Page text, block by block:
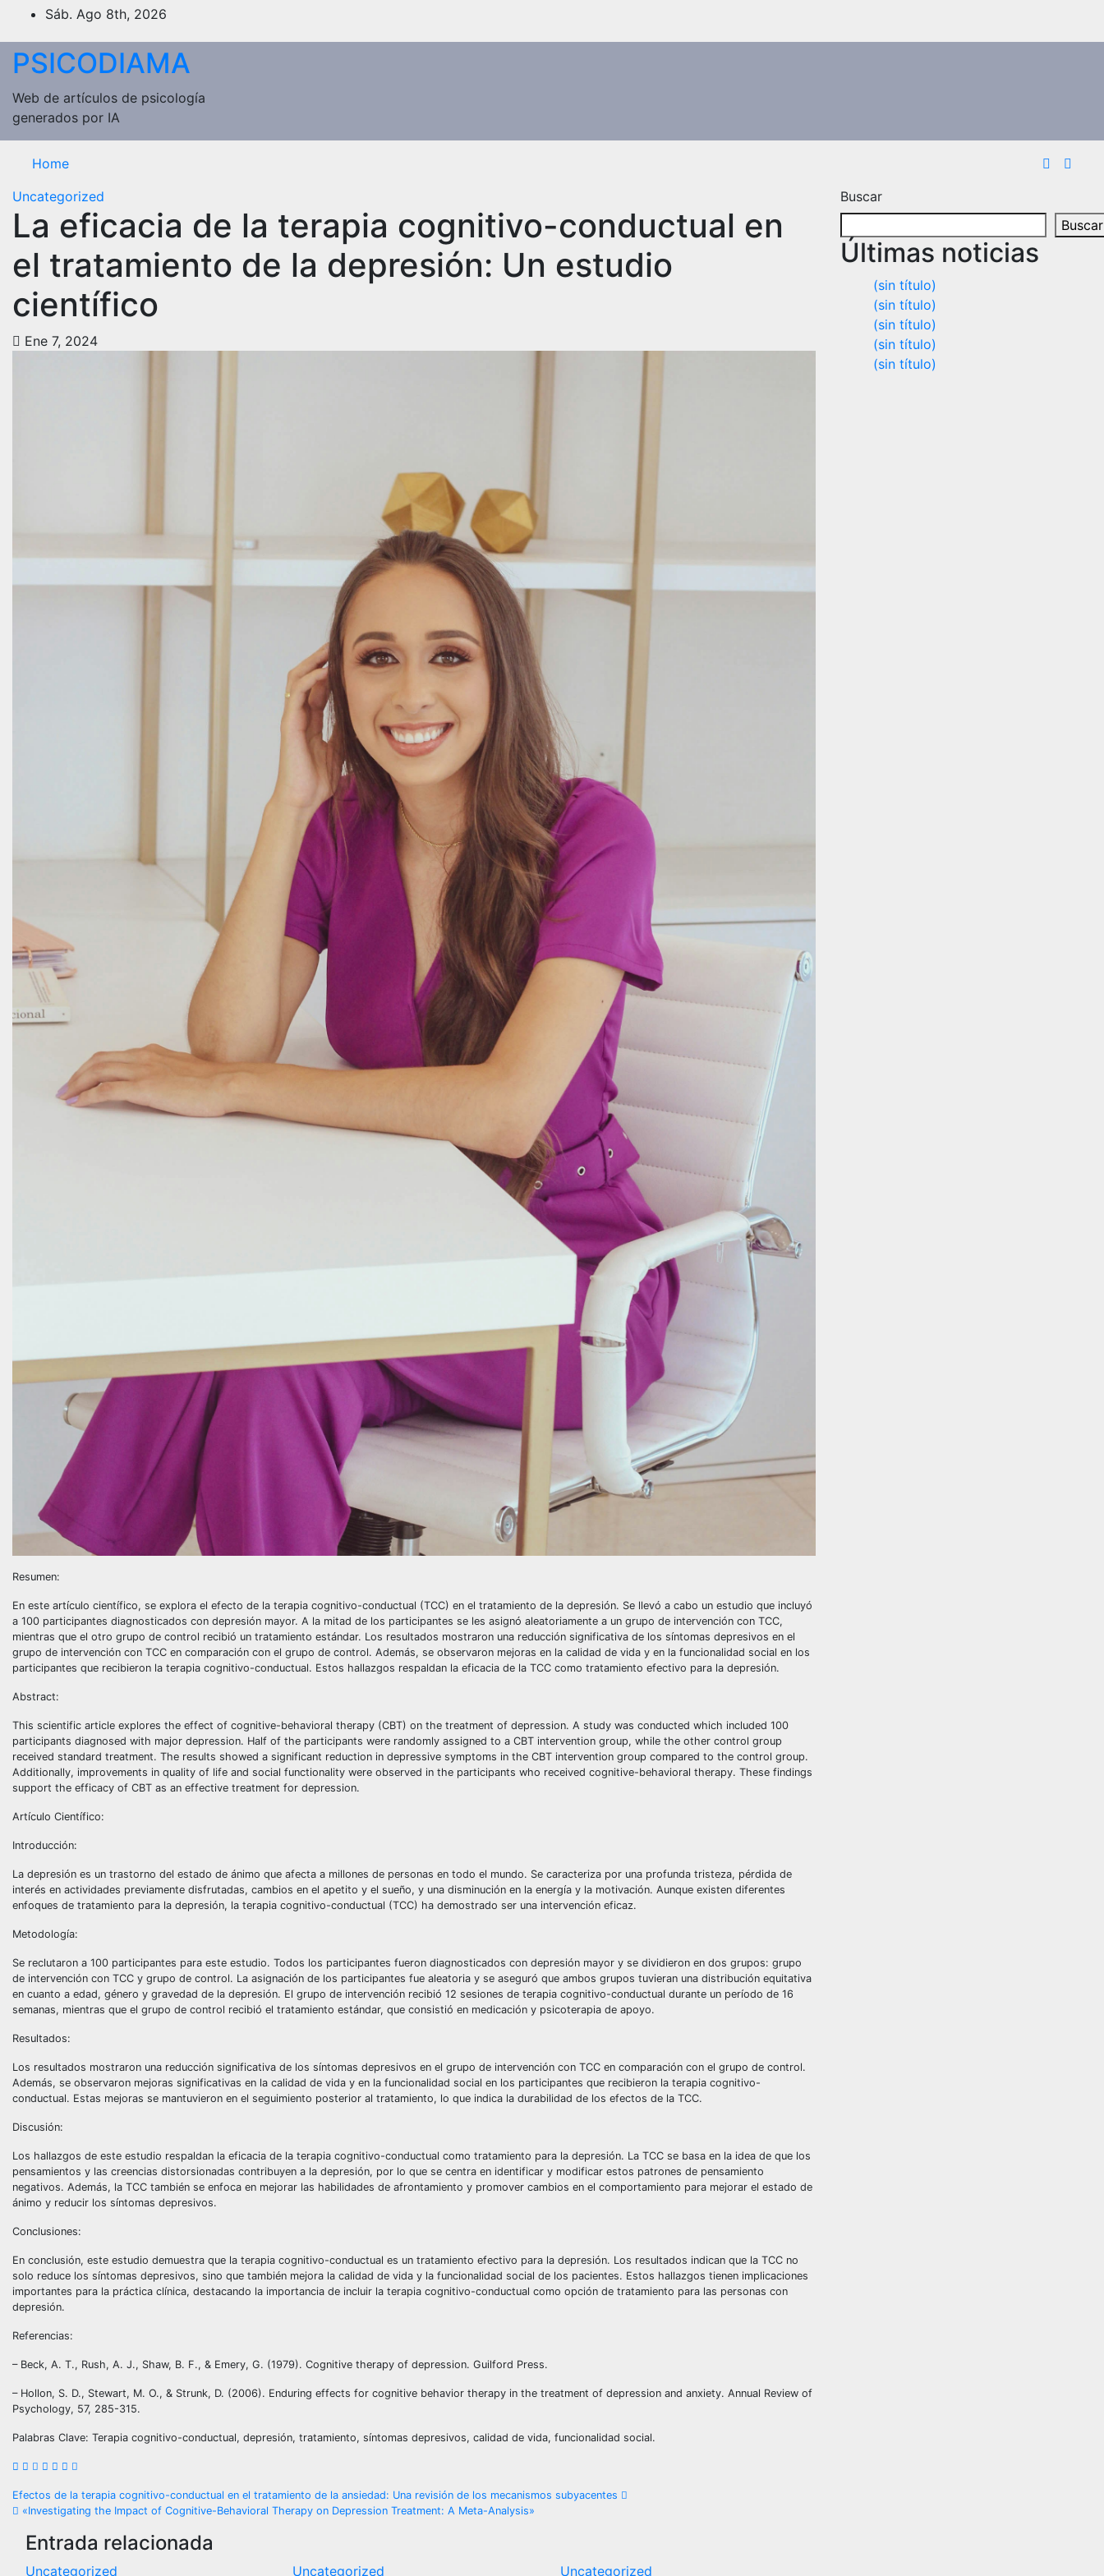
Saltar
contenido
Sáb. Ago 8th, 2026
PSICODIAMA
Web de artículos de psicología
generados por IA
Home
Uncategorized
La eficacia de la terapia cognitivo-conductual en
el tratamiento de la depresión: Un estudio
científico
Ene 7, 2024
Resumen:
En este artículo científico, se explora el efecto de la terapia cognitivo-conductual (TCC) en el tratamiento de la depresión. Se llevó a cabo un estudio que incluyó
a 100 participantes diagnosticados con depresión mayor. A la mitad de los participantes se les asignó aleatoriamente a un grupo de intervención con TCC,
mientras que el otro grupo de control recibió un tratamiento estándar. Los resultados mostraron una reducción significativa de los síntomas depresivos en el
grupo de intervención con TCC en comparación con el grupo de control. Además, se observaron mejoras en la calidad de vida y en la funcionalidad social en los
participantes que recibieron la terapia cognitivo-conductual. Estos hallazgos respaldan la eficacia de la TCC como tratamiento efectivo para la depresión.
Abstract:
This scientific article explores the effect of cognitive-behavioral therapy (CBT) on the treatment of depression. A study was conducted which included 100
participants diagnosed with major depression. Half of the participants were randomly assigned to a CBT intervention group, while the other control group
received standard treatment. The results showed a significant reduction in depressive symptoms in the CBT intervention group compared to the control group.
Additionally, improvements in quality of life and social functionality were observed in the participants who received cognitive-behavioral therapy. These findings
support the efficacy of CBT as an effective treatment for depression.
Artículo Científico:
Introducción:
La depresión es un trastorno del estado de ánimo que afecta a millones de personas en todo el mundo. Se caracteriza por una profunda tristeza, pérdida de
interés en actividades previamente disfrutadas, cambios en el apetito y el sueño, y una disminución en la energía y la motivación. Aunque existen diferentes
enfoques de tratamiento para la depresión, la terapia cognitivo-conductual (TCC) ha demostrado ser una intervención eficaz.
Metodología:
Se reclutaron a 100 participantes para este estudio. Todos los participantes fueron diagnosticados con depresión mayor y se dividieron en dos grupos: grupo
de intervención con TCC y grupo de control. La asignación de los participantes fue aleatoria y se aseguró que ambos grupos tuvieran una distribución equitativa
en cuanto a edad, género y gravedad de la depresión. El grupo de intervención recibió 12 sesiones de terapia cognitivo-conductual durante un período de 16
semanas, mientras que el grupo de control recibió el tratamiento estándar, que consistió en medicación y psicoterapia de apoyo.
Resultados:
Los resultados mostraron una reducción significativa de los síntomas depresivos en el grupo de intervención con TCC en comparación con el grupo de control.
Además, se observaron mejoras significativas en la calidad de vida y en la funcionalidad social en los participantes que recibieron la terapia cognitivo-
conductual. Estas mejoras se mantuvieron en el seguimiento posterior al tratamiento, lo que indica la durabilidad de los efectos de la TCC.
Discusión:
Los hallazgos de este estudio respaldan la eficacia de la terapia cognitivo-conductual como tratamiento para la depresión. La TCC se basa en la idea de que los
pensamientos y las creencias distorsionadas contribuyen a la depresión, por lo que se centra en identificar y modificar estos patrones de pensamiento
negativos. Además, la TCC también se enfoca en mejorar las habilidades de afrontamiento y promover cambios en el comportamiento para mejorar el estado de
ánimo y reducir los síntomas depresivos.
Conclusiones:
En conclusión, este estudio demuestra que la terapia cognitivo-conductual es un tratamiento efectivo para la depresión. Los resultados indican que la TCC no
solo reduce los síntomas depresivos, sino que también mejora la calidad de vida y la funcionalidad social de los pacientes. Estos hallazgos tienen implicaciones
importantes para la práctica clínica, destacando la importancia de incluir la terapia cognitivo-conductual como opción de tratamiento para las personas con
depresión.
Referencias:
– Beck, A. T., Rush, A. J., Shaw, B. F., & Emery, G. (1979). Cognitive therapy of depression. Guilford Press.
– Hollon, S. D., Stewart, M. O., & Strunk, D. (2006). Enduring effects for cognitive behavior therapy in the treatment of depression and anxiety. Annual Review of
Psychology, 57, 285-315.
Palabras Clave: Terapia cognitivo-conductual, depresión, tratamiento, síntomas depresivos, calidad de vida, funcionalidad social.
Navegación
de
entradas
Efectos de la terapia cognitivo-conductual en el tratamiento de la ansiedad: Una revisión de los mecanismos subyacentes
«Investigating the Impact of Cognitive-Behavioral Therapy on Depression Treatment: A Meta-Analysis»
Entrada relacionada
Uncategorized Uncategorized Uncategorized
Buscar
Buscar
Últimas noticias
(sin título)
(sin título)
(sin título)
(sin título)
(sin título)